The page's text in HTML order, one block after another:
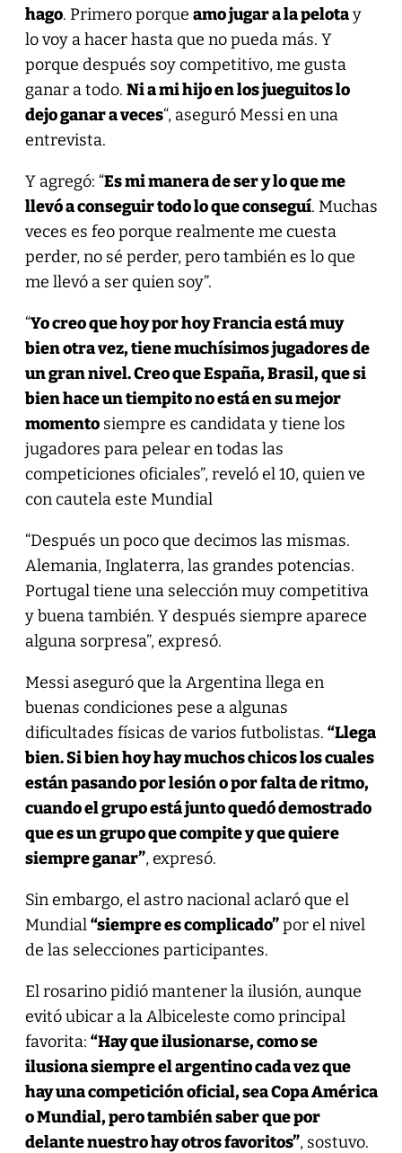
hago. Primero porque amo jugar a la pelotay
lo voy a hacer hasta que no pueda más. Y
porque después soy competitivo, me gusta
ganar a todo. Ni a mi hijo en los jueguitos lo
dejo ganar a veces“, aseguró Messi en una
entrevista.
Y agregó: “Es mi manera de ser y lo que me
llevó a conseguir todo lo que conseguí. Muchas
veces es feo porque realmente me cuesta
perder, no sé perder, pero también es lo que
me llevó a ser quien soy”.
“Yo creo que hoy por hoy Francia está muy
bien otra vez, tiene muchísimos jugadores de
un gran nivel. Creo que España, Brasil, que si
bien hace un tiempito no está en su mejor
momentosiempre es candidata y tiene los
jugadores para pelear en todas las
competiciones oficiales”, reveló el 10, quien ve
con cautela este Mundial
“Después un poco que decimos las mismas.
Alemania, Inglaterra, las grandes potencias.
Portugal tiene una selección muy competitiva
y buena también. Y después siempre aparece
alguna sorpresa”, expresó.
Messi aseguró que la Argentina llega en
buenas condiciones pese a algunas
dificultades físicas de varios futbolistas. “Llega
bien. Si bien hoy hay muchos chicos los cuales
están pasando por lesión o por falta de ritmo,
cuando el grupo está junto quedó demostrado
que es un grupo que compite y que quiere
siempre ganar”, expresó.
Sin embargo, el astro nacional aclaró que el
Mundial“siempre es complicado”por el nivel
de las selecciones participantes.
El rosarino pidió mantener la ilusión, aunque
evitó ubicar a la Albiceleste como principal
favorita: “Hay que ilusionarse, como se
ilusiona siempre el argentino cada vez que
hay una competición oficial, sea Copa América
o Mundial, pero también saber que por
delante nuestro hay otros favoritos”, sostuvo.